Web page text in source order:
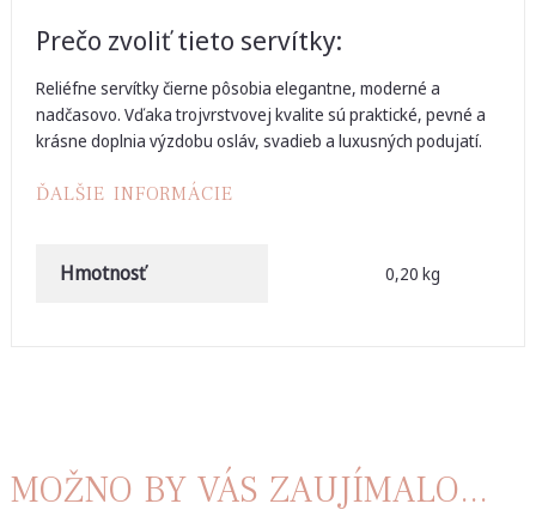
Prečo zvoliť tieto servítky:
Reliéfne servítky čierne pôsobia elegantne, moderné a
nadčasovo. Vďaka trojvrstvovej kvalite sú praktické, pevné a
krásne doplnia výzdobu osláv, svadieb a luxusných podujatí.
ĎALŠIE INFORMÁCIE
Hmotnosť 0,20 kg
MOŽNO BY VÁS ZAUJÍMALO...